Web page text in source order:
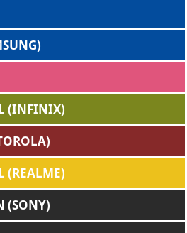
(INFINIX)
(REALME)
(SONY)